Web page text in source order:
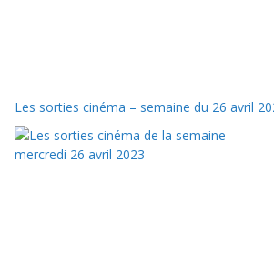
Les sorties cinéma – semaine du 26 avril